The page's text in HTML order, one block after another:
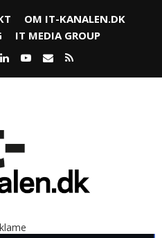
OM IT-KANALEN.DK
IT MEDIA GROUP